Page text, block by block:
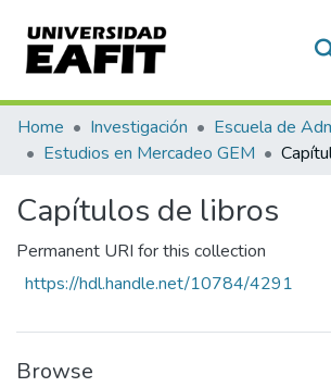
Communities & Collections
All of DSpace
Statistics
Home Investigación
Escuela de
Estudios en Mercadeo GEM
Capítulos de libros
Permanent URI for this collection
https://hdl.handle.net/10784/4291
Browse